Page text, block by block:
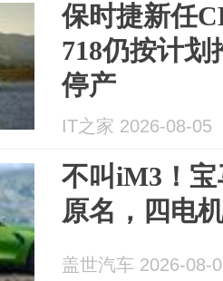
保时捷新任
718仍按计划
停产
IT之家 2026-08-05
不叫iM3！
原名，四电
盖世汽车 2026-08-